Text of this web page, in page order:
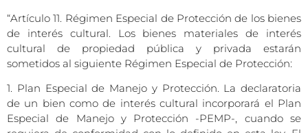
“Artículo 11. Régimen Especial de Protección de los bienes
de interés cultural. Los bienes materiales de interés
cultural de propiedad pública y privada estarán
sometidos al siguiente Régimen Especial de Protección:
1. Plan Especial de Manejo y Protección. La declaratoria
de un bien como de interés cultural incorporará el Plan
Especial de Manejo y Protección -PEMP-, cuando se